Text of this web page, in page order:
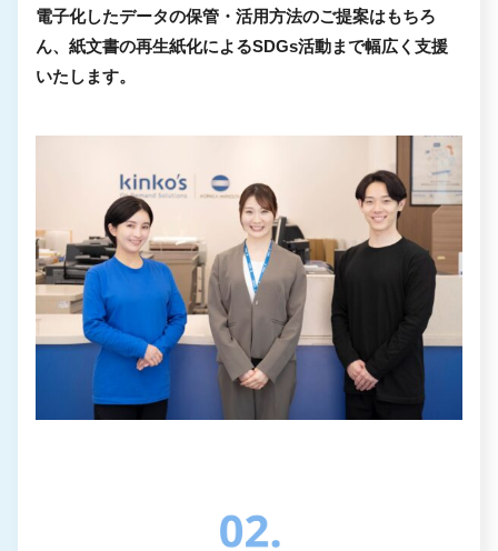
電子化したデータの保管・活用方法のご提案はもちろ
ん、紙文書の再生紙化によるSDGs活動まで幅広く支援
いたします。